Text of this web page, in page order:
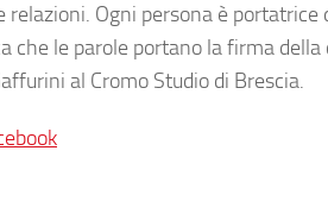
Ogni persona è portatrice
le parole portano la firma
al Cromo Studio di Brescia.